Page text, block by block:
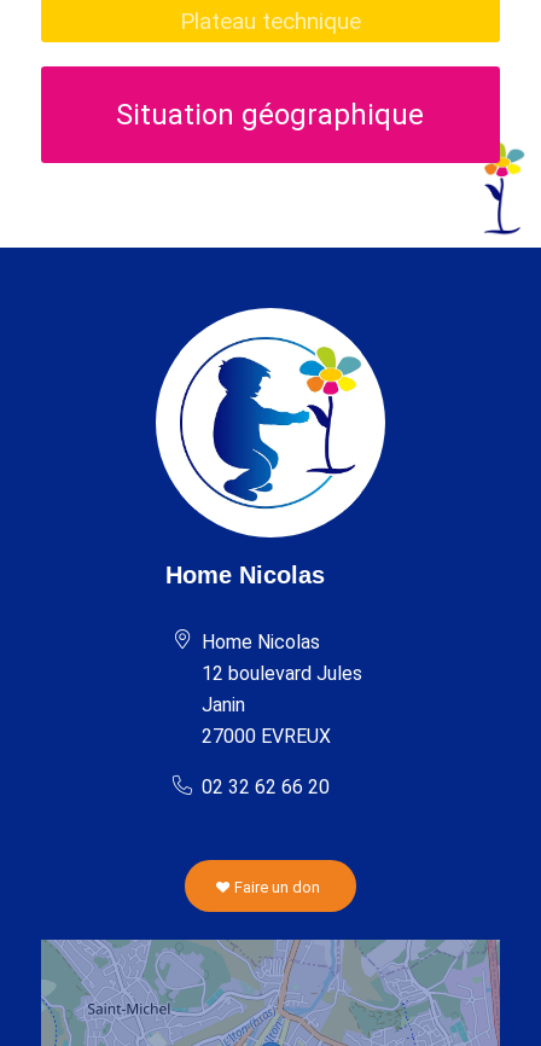
Plateau technique
Situation géographique
Home Nicolas
Home Nicolas
12 boulevard Jules
Janin
27000 EVREUX
02 32 62 66 20
Faire un don